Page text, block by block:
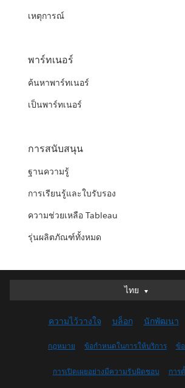
เหตุการณ์
พาร์ทเนอร์
ค้นหาพาร์ทเนอร์
เป็นพาร์ทเนอร์
การสนับสนุน
ฐานความรู้
การเรียนรู้และใบรับรอง
ความช่วยเหลือ Tableau
รุ่นผลิตภัณฑ์ทั้งหมด
ไทย
ไทย
English (UK)
English (US)
Français (Canada)
ความไว้วางใจ บล็อก นักพัฒนา
กฎหมาย ข้อกำหนดในการให้บริการ ข้
การเปิดเผยอย่างมีความรับผิดชอบ การ